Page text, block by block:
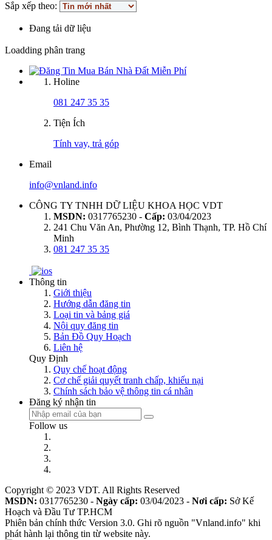
Sắp xếp theo:
Đang tải dữ liệu
Loadding phân trang
Holine
081 247 35 35
Tiện Ích
Tính vay, trả góp
Email
info@vnland.info
CÔNG TY TNHH DỮ LIỆU KHOA HỌC VDT
MSDN: 0317765230 - Cấp: 03/04/2023
241 Chu Văn An, Phường 12, Bình Thạnh, TP. Hồ Chí
Minh
081 247 35 35
Thông tin
Giới thiệu
Hướng dẫn đăng tin
Loại tin và bảng giá
Nội quy đăng tin
Bản Đồ Quy Hoạch
Liên hệ
Quy Định
Quy chế hoạt động
Cơ chế giải quyết tranh chấp, khiếu nại
Chính sách bảo vệ thông tin cá nhân
Đăng ký nhận tin
Follow us
Copyright © 2023 VDT. All Rights Reserved
MSDN: 0317765230 - Ngày cấp: 03/04/2023 - Nơi cấp: Sở Kế
Hoạch và Đầu Tư TP.HCM
Phiên bản chính thức Version 3.0. Ghi rõ nguồn "Vnland.info" khi
phát hành lại thông tin từ website này.